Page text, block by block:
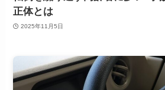
正体とは
2025年11月5日